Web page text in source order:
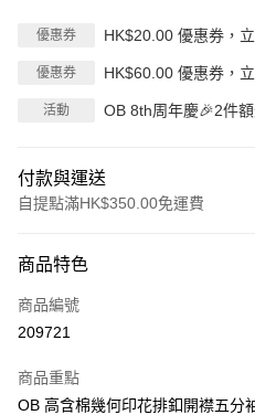
優惠券 HK$20.00 優惠券，
優惠券 HK$60.00 優惠券，
活動 OB 8th周年慶🎉2件
付款與運送
自提點滿HK$350.00免運費
信用卡
Apple Pay
PayMe
商品特色
商品編號
209721
商品重點
OB 高含棉幾何印花排釦開襟五分